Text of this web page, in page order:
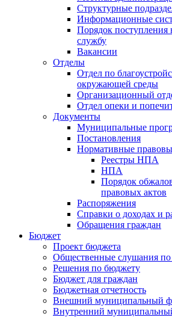
Структурные
Информационные
Порядок
службу
Вакансии
Отделы
Отдел по
окружающей среды
Организационный
Отдел опеки и
Документы
Муниципальные
Постановления
Нормативные
Реестры НПА
НПА
Порядок
правовых актов
Распоряжения
Справки о доходах и
Обращения граждан
Бюджет
Проект бюджета
Общественные слушания
Решения по бюджету
Бюджет для граждан
Бюджетная отчетность
Внешний муниципальный
Внутренний